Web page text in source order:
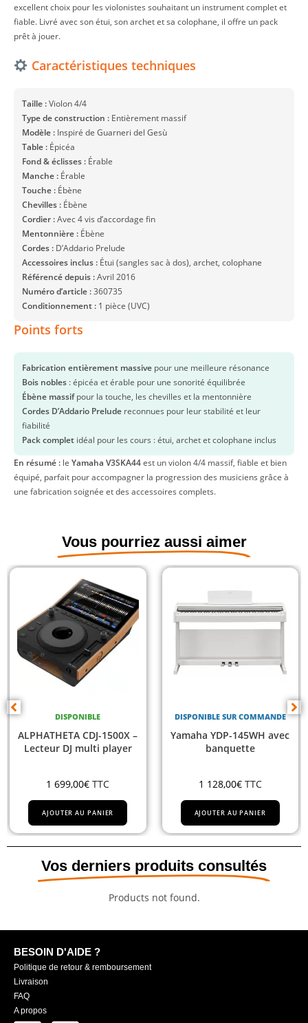
excellent choix pour les violonistes souhaitant un instrument complet et
fiable. Livré avec son étui, son archet et sa colophane, il offre un pack
prêt à jouer.
Caractéristiques techniques
Taille :Violon 4/4
Type de construction : Entièrement massif
Modèle : Inspiré de Guarneri del Gesù
Table : Épicéa
Fond & éclisses : Érable
Manche : Érable
Touche : Ébène
Chevilles : Ébène
Cordier :Avec 4 vis d’accordage fin
Mentonnière : Ébène
Cordes : D’Addario Prelude
Accessoires inclus : Étui (sangles sac à dos), archet, colophane
Référencé depuis :Avril 2016
Numéro d’article :360735
Conditionnement : 1 pièce (UVC)
Points forts
Fabrication entièrement massive pour une meilleure résonance
Bois nobles : épicéa et érable pour une sonorité équilibrée
Ébène massifpour la touche, les chevilles et la mentonnière
Cordes D’Addario Prelude reconnues pour leur stabilité et leur
fiabilité
Pack complet idéal pour les cours : étui, archet et colophane inclus
En résumé : le Yamaha V3SKA44est un violon 4/4 massif, fiable et bien
équipé, parfait pour accompagner la progression des musiciens grâce à
une fabrication soignée et des accessoires complets.
Vous pourriez aussi aimer
DISPONIBLE
CDJ-1500X –
DJ multi player
1 699,00 € TTC
AJOUTER AU PANIER
DISPONIBLE SUR COMMANDE
Yamaha YDP-145WH avec
banquette
1 128,00 € TTC
AJOUTER AU PANIER
Vos derniers produits consultés
Products not found.
BESOIN D'AIDE ?
Politique de retour & remboursement
Livraison
FAQ
A propos